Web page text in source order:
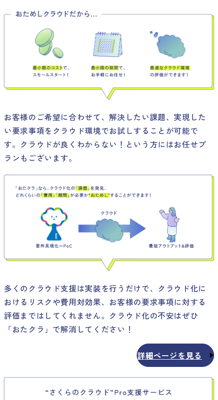
お客様のご希望に合わせて、解決したい課題、実現した
い要求事項をクラウド環境でお試しすることが可能で
す。クラウドが良くわからない！という方にはお任せプ
ランもございます。
多くのクラウド支援は実装を行うだけで、クラウド化に
おけるリスクや費用対効果、お客様の要求事項に対する
評価まではしてくれません。クラウド化の不安はぜひ
「おたクラ」で解消してください！
詳細ページを見る